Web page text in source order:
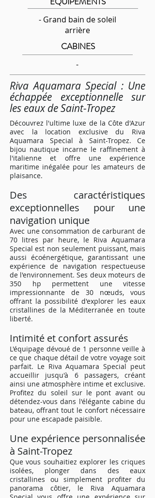
- Grand bain de soleil
arrière
CABINES
-
Riva Aquamara Special : Une
échappée exceptionnelle sur
les eaux de Saint-Tropez
Découvrez l'ultime luxe de la Côte d'Azur
avec la location exclusive du Riva
Aquamara Special à Saint-Tropez. Ce
bijou nautique incarne le raffinement à
l'italienne et offre une expérience
maritime inégalée pour les amateurs de
plaisance.
Des caractéristiques
exceptionnelles pour une
navigation unique
Avec une consommation de carburant de
70 litres par heure, le Riva Aquamara
Special est non seulement puissant, mais
aussi écoénergétique, garantissant une
expérience de navigation respectueuse
de l'environnement. Ses deux moteurs de
350 hp permettent une vitesse
impressionnante de 30 nœuds, vous
offrant la possibilité d'explorer les eaux
cristallines de la Méditerranée en toute
liberté.
Intimité et confort assurés
L'équipage dévoué de 1 personne veille à
ce que chaque détail de votre voyage soit
parfait. Le Riva Aquamara Special peut
accueillir jusqu'à 6 passagers, créant
ainsi une atmosphère intime et exclusive.
Profitez du soleil sur le pont avant ou
détendez-vous dans l'élégante cabine du
bateau, offrant tout le confort nécessaire
pour une escapade paisible.
Une expérience personnalisée
à Saint-Tropez
Que vous souhaitiez explorer les criques
isolées, plonger dans des eaux
cristallines ou simplement profiter du
panorama côtier, le Riva Aquamara